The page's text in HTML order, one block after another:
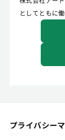
としてともに
プライバシー